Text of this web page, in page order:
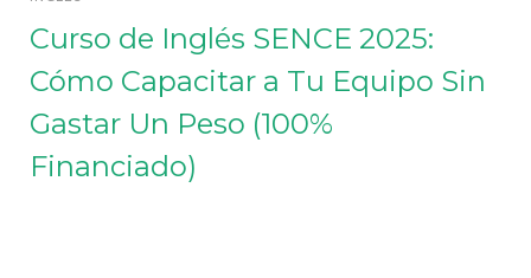
Curso de Inglés SENCE 2025:
Cómo Capacitar a Tu Equipo Sin
Gastar Un Peso (100%
Financiado)